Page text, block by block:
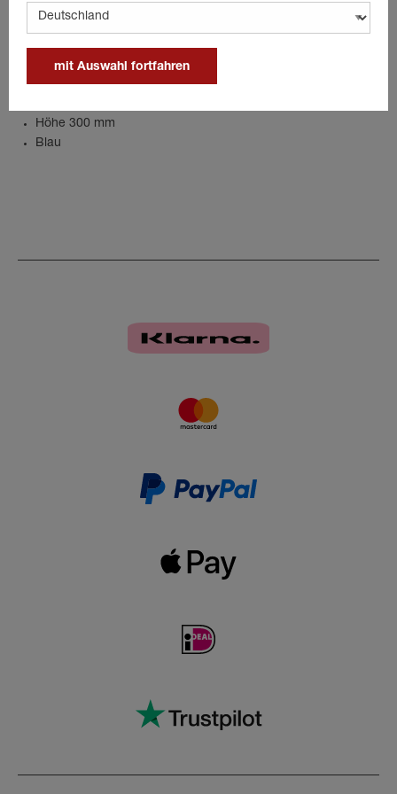
Details
Länge 600 mm
Höhe 300 mm
Blau
mit Auswahl fortfahren